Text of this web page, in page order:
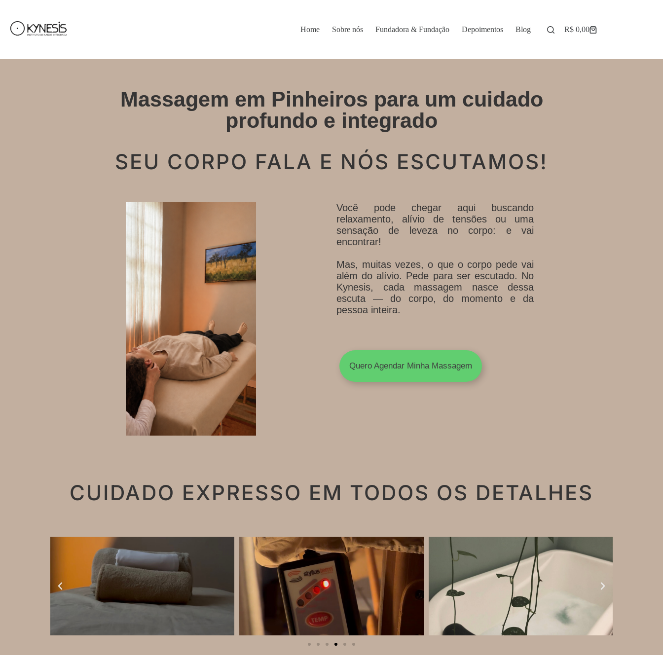
Home Sobre nós Fundadora & Fundação Depoimentos Blog R$0,00
Massagem em Pinheiros para um cuidado
profundo e integrado
SEU CORPO FALA E NÓS ESCUTAMOS!
Você pode chegar aqui buscando
relaxamento, alívio de tensões ou uma
sensação de leveza no corpo: e vai
encontrar!
Mas, muitas vezes, o que o corpo pede vai
além do alívio. Pede para ser escutado. No
Kynesis, cada massagem nasce dessa
escuta — do corpo, do momento e da
pessoa inteira.
Quero Agendar Minha Massagem
CUIDADO EXPRESSO EM TODOS OS DETALHES